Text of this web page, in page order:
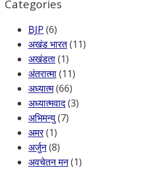
Categories
BJP (6)
अखंड भारत(11)
अखंडता(1)
अंतरात्मा(11)
अध्यात्म(66)
अध्यात्मवाद(3)
अभिमन्यु(7)
अमर(1)
अर्जुन(8)
अवचेतन मन(1)